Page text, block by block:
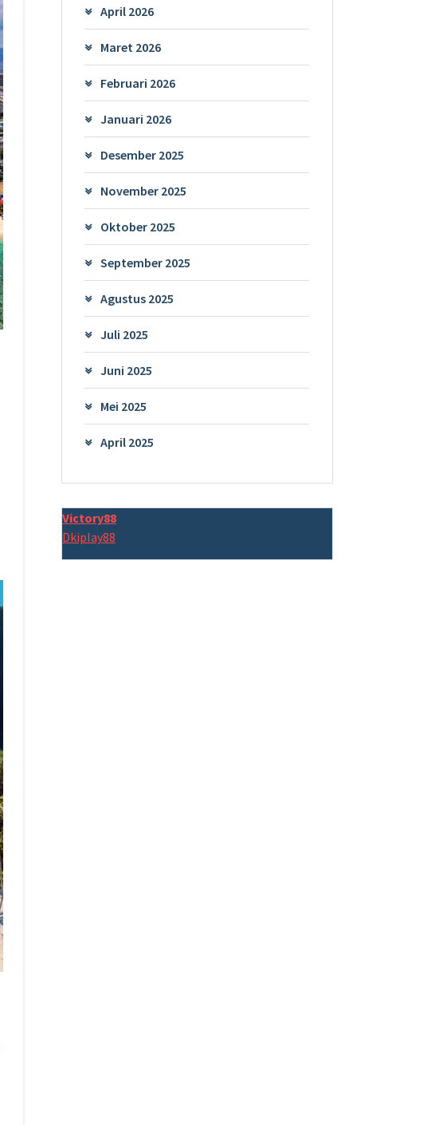
April 2026
Maret 2026
Februari 2026
Januari 2026
Desember 2025
November 2025
Oktober 2025
September 2025
Agustus 2025
Juli 2025
Juni 2025
Mei 2025
April 2025
Victory88
Dkiplay88